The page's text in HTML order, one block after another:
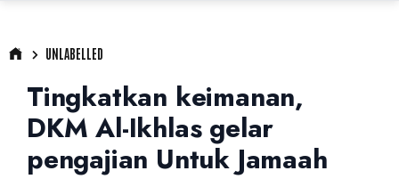
UNLABELLED
Tingkatkan keimanan,
DKM Al-Ikhlas gelar
pengajian Untuk Jamaah